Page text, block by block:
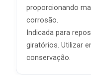
proporcionando
corrosão.
Indicada para
giratórios. Utilizar
conservação.